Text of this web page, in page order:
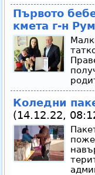
Първото
кмета г-н
Коледни
(14.12.22,